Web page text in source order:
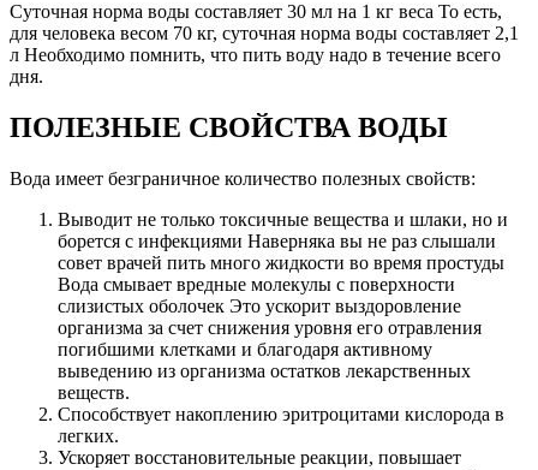
Суточная норма воды составляет 30 мл на 1 кг веса То есть,
для человека весом 70 кг, суточная норма воды составляет 2,1
л Необходимо помнить, что пить воду надо в течение всего
дня.
ПОЛЕЗНЫЕ СВОЙСТВА ВОДЫ
Вода имеет безграничное количество полезных свойств:
Выводит не только токсичные вещества и шлаки, но и
борется с инфекциями Наверняка вы не раз слышали
совет врачей пить много жидкости во время простуды
Вода смывает вредные молекулы с поверхности
слизистых оболочек Это ускорит выздоровление
организма за счет снижения уровня его отравления
погибшими клетками и благодаря активному
выведению из организма остатков лекарственных
веществ.
Способствует накоплению эритроцитами кислорода в
легких.
Ускоряет восстановительные реакции, повышает